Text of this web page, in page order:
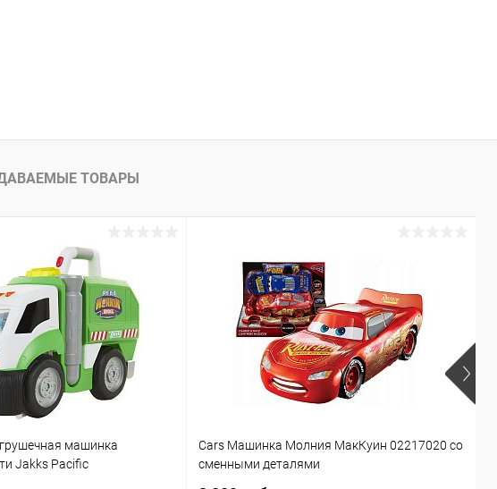
ТОВАРЫ
машинка
Jakks Pacific
Cars Машинка Молния МакКуин 02217020 со
сменными деталями